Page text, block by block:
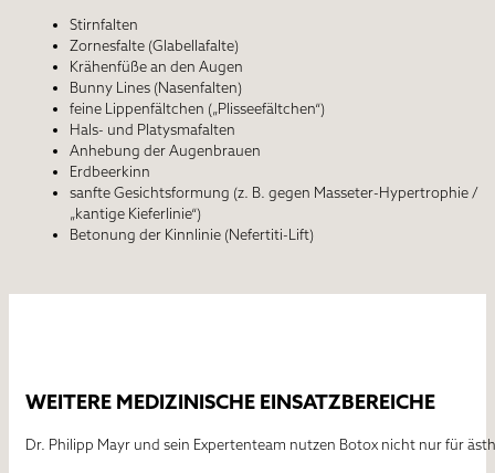
Stirnfalten
Zornesfalte (Glabellafalte)
Krähenfüße an den Augen
Bunny Lines (Nasenfalten)
feine Lippenfältchen („Plisseefältchen“)
Hals- und Platysmafalten
Anhebung der Augenbrauen
Erdbeerkinn
sanfte Gesichtsformung (z. B. gegen Masseter-Hypertrophie /
„kantige Kieferlinie“)
Betonung der Kinnlinie (Nefertiti-Lift)
WEITERE MEDIZINISCHE EINSATZBEREICHE
Dr. Philipp Mayr und sein Expertenteam nutzen Botox nicht nur für